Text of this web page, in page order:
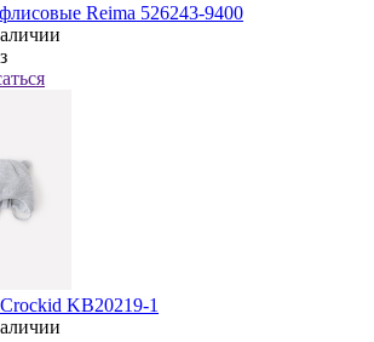
Reima 526243-9400
KB20219-1